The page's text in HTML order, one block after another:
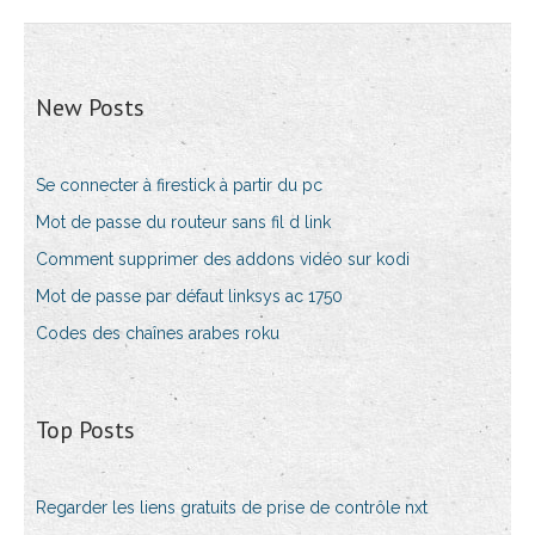
New Posts
Se connecter à firestick à partir du pc
Mot de passe du routeur sans fil d link
Comment supprimer des addons vidéo sur kodi
Mot de passe par défaut linksys ac 1750
Codes des chaînes arabes roku
Top Posts
Regarder les liens gratuits de prise de contrôle nxt